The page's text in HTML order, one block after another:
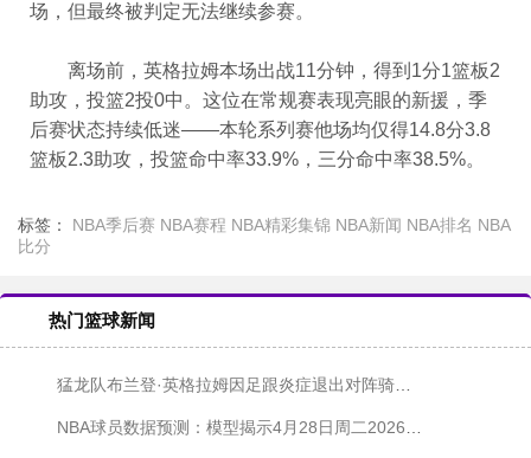
场，但最终被判定无法继续参赛。
离场前，英格拉姆本场出战11分钟，得到1分1篮板2
助攻，投篮2投0中。这位在常规赛表现亮眼的新援，季
后赛状态持续低迷——本轮系列赛他场均仅得14.8分3.8
篮板2.3助攻，投篮命中率33.9%，三分命中率38.5%。
标签： NBA季后赛 NBA赛程 NBA精彩集锦 NBA新闻 NBA排名 NBA
比分
热门篮球新闻
猛龙队布兰登·英格拉姆因足跟炎症退出对阵骑士队第五战
NBA球员数据预测：模型揭示4月28日周二2026年NBA季后赛三大最佳投注选择